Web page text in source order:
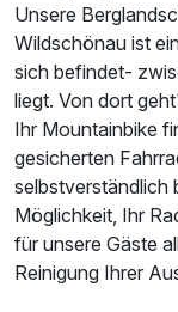
Unsere
Wildschönau ist
sich befindet-
liegt. Von dort
Ihr Mountainbike
gesicherten
selbstverständlich
Möglichkeit, Ihr
für unsere Gäste
Reinigung Ihrer